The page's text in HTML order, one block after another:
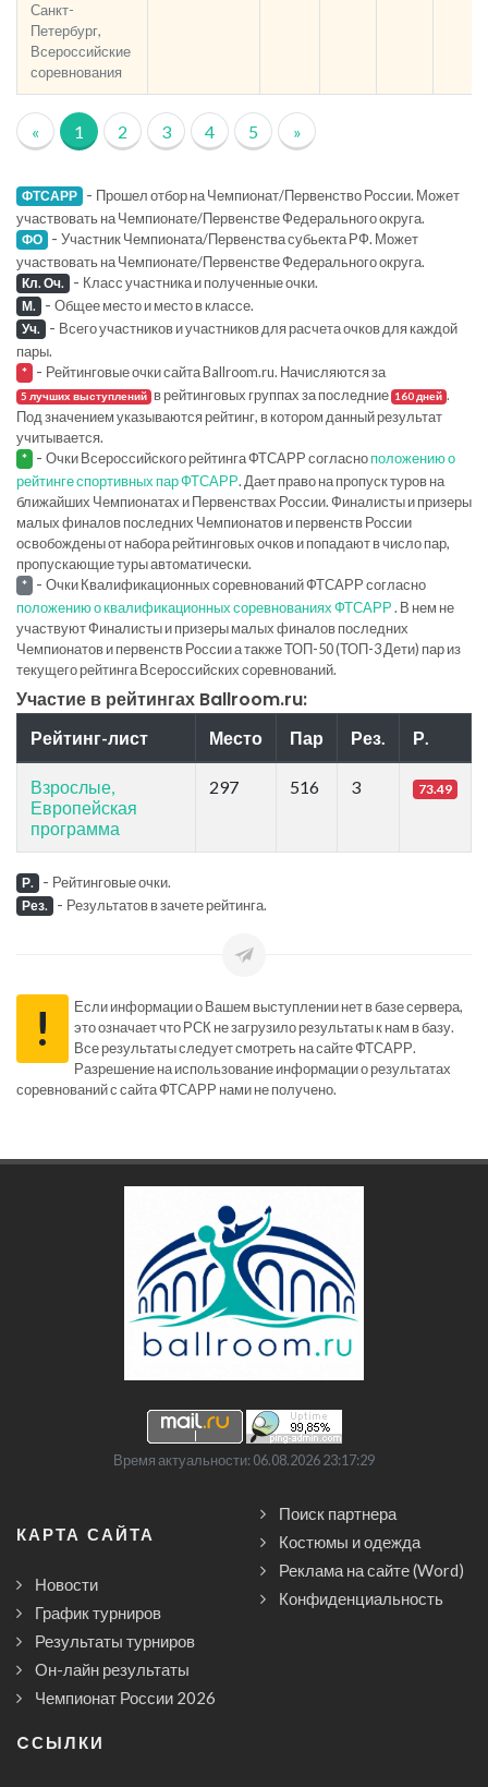
Санкт-
Петербург,
Всероссийские
соревнования
« 1 2 3 4 5 »
ФТСАРР - Прошел отбор на Чемпионат/Первенство России. Может
участвовать на Чемпионате/Первенстве Федерального округа.
ФО - Участник Чемпионата/Первенства субьекта РФ. Может
участвовать на Чемпионате/Первенстве Федерального округа.
Кл. Оч. - Класс участника и полученные очки.
М. - Общее место и место в классе.
Уч. - Всего участников и участников для расчета очков для каждой
пары.
* - Рейтинговые очки сайта Ballroom.ru. Начисляются за
5 лучших выступлений в рейтинговых группах за последние 160 дней .
Под значением указываются рейтинг, в котором данный результат
учитывается.
* - Очки Всероссийского рейтинга ФТСАРР согласноположению о
рейтинге спортивных пар ФТСАРР. Дает право на пропуск туров на
ближайших Чемпионатах и Первенствах России. Финалисты и призеры
малых финалов последних Чемпионатов и первенств России
освобождены от набора рейтинговых очков и попадают в число пар,
пропускающие туры автоматически.
* - Очки Квалификационных соревнований ФТСАРР согласно
положению о квалификационных соревнованиях ФТСАРР. В нем не
участвуют Финалисты и призеры малых финалов последних
Чемпионатов и первенств России а также ТОП-50 (ТОП-3 Дети) пар из
текущего рейтинга Всероссийских соревнований.
Участие в рейтингах Ballroom.ru:
Рейтинг-лист Место Пар Рез. Р.
Взрослые,
Европейская
программа
297 516 3 73.49
Р. - Рейтинговые очки.
Рез. - Результатов в зачете рейтинга.
!
Если информации о Вашем выступлении нет в базе сервера,
это означает что РСК не загрузило результаты к нам в базу.
Все результаты следует смотреть на сайте ФТСАРР.
Разрешение на использование информации о результатах
соревнований с сайта ФТСАРР нами не получено.
Время актуальности: 06.08.2026 23:17:29
КАРТА САЙТА
Новости
График турниров
Результаты турниров
Он-лайн результаты
Чемпионат России 2026
Поиск партнера
Костюмы и одежда
Реклама на сайте (Word)
Конфиденциальность
CСЫЛКИ